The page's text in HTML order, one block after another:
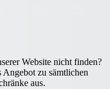
Website nicht finden?
zu sämtlichen
aus.